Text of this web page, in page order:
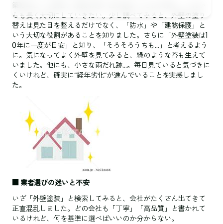
築10年という節目。家族の思い出が詰まったわが家を、これか
らも長く大切にしていきたい。少し調べてみると、外壁の塗り
替えは見た目を整えるだけでなく、「防水」や「建物保護」と
いう大切な役割があることを知りました。さらに「外壁塗装は1
0年に一度が目安」と知り、「そろそろうちも…」と考えるよう
に。気になってよく外壁を見てみると、緑のような苔も生えて
いました。他にも、小さな雨だれ跡…。毎日見ていると気づきに
くいけれど、確実に“経年劣化”が進んでいることを実感しまし
た。
■ 業者選びの迷いと不安
いざ「外壁塗装」と検索してみると、会社がたくさん出てきて
正直混乱しました。どの会社も「丁寧」「高品質」と書かれて
いるけれど、何を基準に選べばいいのか分からない。